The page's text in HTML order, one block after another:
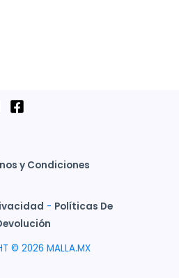
y Condiciones
- Políticas De
© 2026 MALLA.MX